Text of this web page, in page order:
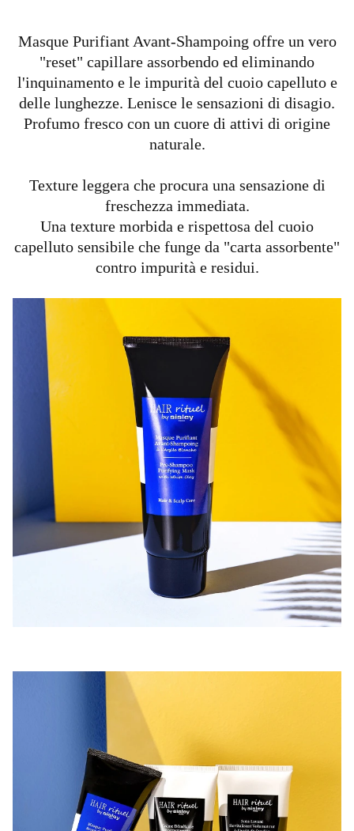
Masque Purifiant Avant-Shampoing offre un vero
"reset" capillare assorbendo ed eliminando
l'inquinamento e le impurità del cuoio capelluto e
delle lunghezze. Lenisce le sensazioni di disagio.
Profumo fresco con un cuore di attivi di origine
naturale.
Texture leggera che procura una sensazione di
freschezza immediata.
Una texture morbida e rispettosa del cuoio
capelluto sensibile che funge da "carta assorbente"
contro impurità e residui.